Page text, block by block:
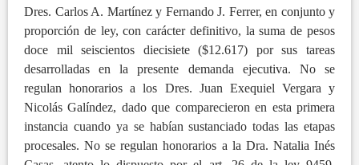
Dres. Carlos A. Martínez y Fernando J. Ferrer, en conjunto y
proporción de ley, con carácter definitivo, la suma de pesos
doce mil seiscientos diecisiete ($12.617) por sus tareas
desarrolladas en la presente demanda ejecutiva. No se
regulan honorarios a los Dres. Juan Exequiel Vergara y
Nicolás Galíndez, dado que comparecieron en esta primera
instancia cuando ya se habían sustanciado todas las etapas
procesales. No se regulan honorarios a la Dra. Natalia Inés